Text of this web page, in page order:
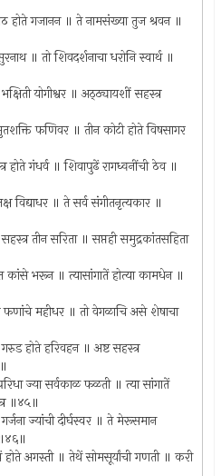
होते गजानन ॥ ते नामसंख्या तुज श्रवन ॥
॥ तो शिवदर्शनाचा धरोनि स्वार्थ ॥
योगीश्वर ॥ अठ्ठ्यायशीं सहस्त्र
फणिवर ॥ तीन कोटी होते विषसागर
होते गंधर्व ॥ शिवापुढें रागध्वनींची ठेव ॥
विद्याधर ॥ ते सर्व संगीतनृत्यकार ॥
तीन सरिता ॥ सप्तही समुद्रकांतसहिता
कांसे भरून ॥ त्यासांगातें होत्या कामधेन ॥
फणांचे महीधर ॥ तो वेगळाचि असे शेषाचा
होते हरिवहन ॥ अष्ट सहस्त्र
ज्या सर्वकाळ फळती ॥ त्या सांगातें
॥४५॥
ज्यांची दीर्घस्वर ॥ ते मेरूसमान
होते अगस्ती ॥ तेथें सोमसूर्यांची गणती ॥ करी